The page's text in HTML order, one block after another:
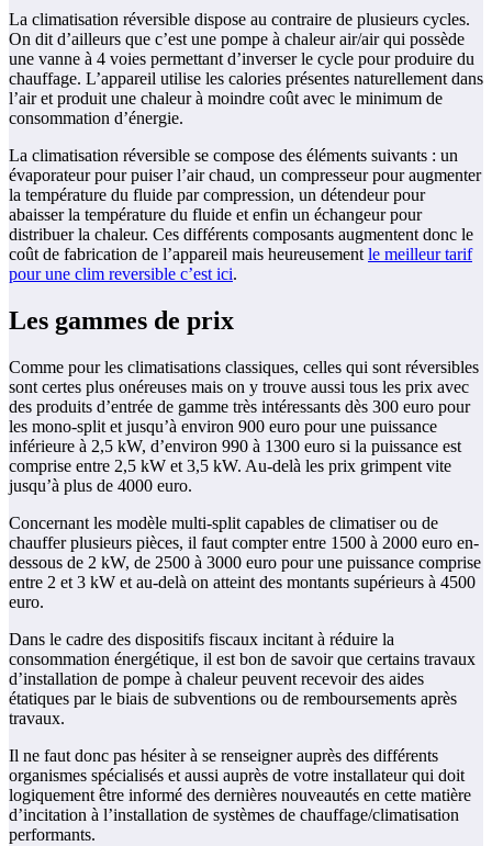
La climatisation réversible dispose au contraire de plusieurs cycles.
On dit d’ailleurs que c’est une pompe à chaleur air/air qui possède
une vanne à 4 voies permettant d’inverser le cycle pour produire du
chauffage. L’appareil utilise les calories présentes naturellement dans
l’air et produit une chaleur à moindre coût avec le minimum de
consommation d’énergie.
La climatisation réversible se compose des éléments suivants : un
évaporateur pour puiser l’air chaud, un compresseur pour augmenter
la température du fluide par compression, un détendeur pour
abaisser la température du fluide et enfin un échangeur pour
distribuer la chaleur. Ces différents composants augmentent donc le
coût de fabrication de l’appareil mais heureusement le meilleur tarif
pour une clim reversible c’est ici.
Les gammes de prix
Comme pour les climatisations classiques, celles qui sont réversibles
sont certes plus onéreuses mais on y trouve aussi tous les prix avec
des produits d’entrée de gamme très intéressants dès 300 euro pour
les mono-split et jusqu’à environ 900 euro pour une puissance
inférieure à 2,5 kW, d’environ 990 à 1300 euro si la puissance est
comprise entre 2,5 kW et 3,5 kW. Au-delà les prix grimpent vite
jusqu’à plus de 4000 euro.
Concernant les modèle multi-split capables de climatiser ou de
chauffer plusieurs pièces, il faut compter entre 1500 à 2000 euro en-
dessous de 2 kW, de 2500 à 3000 euro pour une puissance comprise
entre 2 et 3 kW et au-delà on atteint des montants supérieurs à 4500
euro.
Dans le cadre des dispositifs fiscaux incitant à réduire la
consommation énergétique, il est bon de savoir que certains travaux
d’installation de pompe à chaleur peuvent recevoir des aides
étatiques par le biais de subventions ou de remboursements après
travaux.
Il ne faut donc pas hésiter à se renseigner auprès des différents
organismes spécialisés et aussi auprès de votre installateur qui doit
logiquement être informé des dernières nouveautés en cette matière
d’incitation à l’installation de systèmes de chauffage/climatisation
performants.